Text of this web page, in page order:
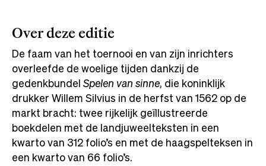
Over deze editie
De faam van het toernooi en van zijn inrichters
overleefde de woelige tijden dankzij de
gedenkbundelSpelen van sinne, die koninklijk
drukker Willem Silvius in de herfst van 1562 op de
markt bracht: twee rijkelijk geïllustreerde
boekdelen met de landjuweelteksten in een
kwarto van 312 folio’s en met de haagspelteksen in
een kwarto van 66 folio’s.